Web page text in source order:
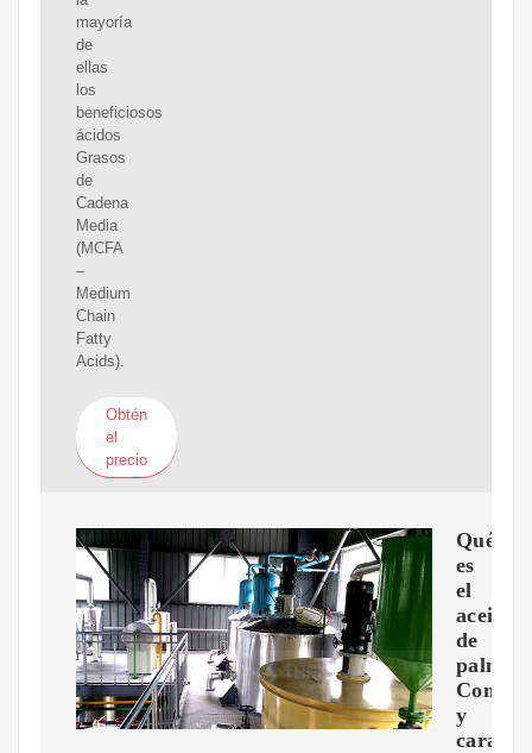
mayoría
de
ellas
los
beneficiosos
ácidos
Grasos
de
Cadena
Media
(MCFA
–
Medium
Chain
Fatty
Acids).
Obtén
el
precio
Qué
es
el
aceite
de
palma:
y